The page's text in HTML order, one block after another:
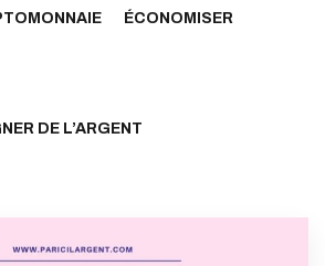
ÉCONOMISER
DE L’ARGENT